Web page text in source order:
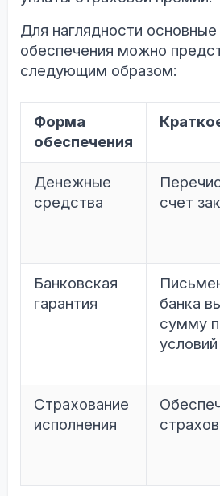
Для наглядности
обеспечения можно
следующим образом:
Форма
обеспечения
Денежные
средства
счет
Банковская
гарантия
банка
сумму
Страхование
исполнения